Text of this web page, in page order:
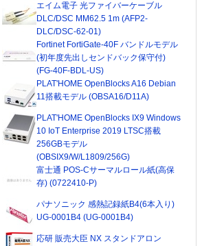
エイム電子 光ファイバーケーブル
DLC/DSC MM62.5 1m (AFP2-
DLC/DSC-62-01)
Fortinet FortiGate-40F バンドルモデル
(初年度先出しセンドバック保守付)
(FG-40F-BDL-US)
PLAT'HOME OpenBlocks A16 Debian
11搭載モデル (OBSA16/D11A)
PLAT'HOME OpenBlocks IX9 Windows
10 IoT Enterprise 2019 LTSC搭載
256GBモデル
(OBSIX9/W/L1809/256G)
富士通 POS-Cサーマルロール紙(高保
存) (0722410-P)
パナソニック 感熱記録紙B4(6本入り)
UG-0001B4 (UG-0001B4)
応研 販売大臣 NX スタンドアロン